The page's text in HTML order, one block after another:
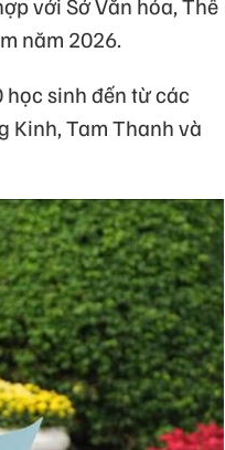
năm 2026.
sinh đến từ các
Kinh, Tam Thanh và